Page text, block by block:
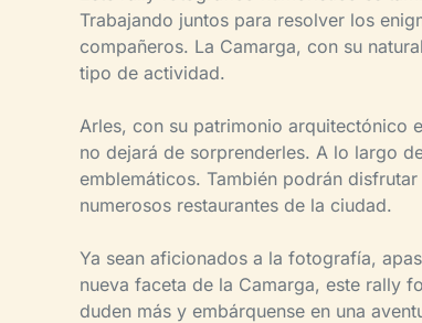
Trabajando juntos para resolver los
compañeros. La Camarga, con su
tipo de actividad.
Arles, con su patrimonio arquitectónico
no dejará de sorprenderles. A lo largo
emblemáticos. También podrán
numerosos restaurantes de la ciudad.
Ya sean aficionados a la fotografía,
nueva faceta de la Camarga, este rally
duden más y embárquense en una